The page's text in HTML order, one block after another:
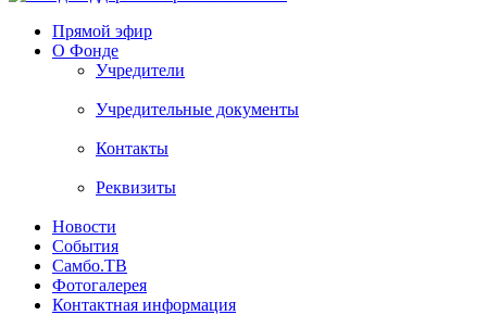
Прямой эфир
О Фонде
Учредители
Учредительные документы
Контакты
Реквизиты
Новости
События
Самбо.ТВ
Фотогалерея
Контактная информация